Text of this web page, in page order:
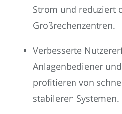
Strom und reduziert
Großrechenzentren.
Verbesserte
Anlagenbediener
profitieren von
stabileren Systemen.